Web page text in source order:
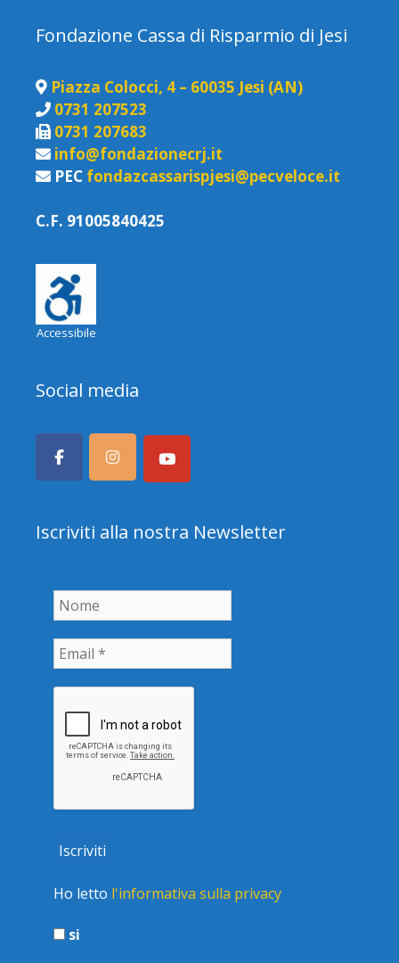
Fondazione Cassa di Risparmio di Jesi
Piazza Colocci, 4 – 60035 Jesi (AN)
0731 207523
0731 207683
info@fondazionecrj.it
PEC fondazcassarispjesi@pecveloce.it
C.F. 91005840425
Accessibile
Social media
Iscriviti alla nostra Newsletter
Ho letto l'informativa sulla privacy
si